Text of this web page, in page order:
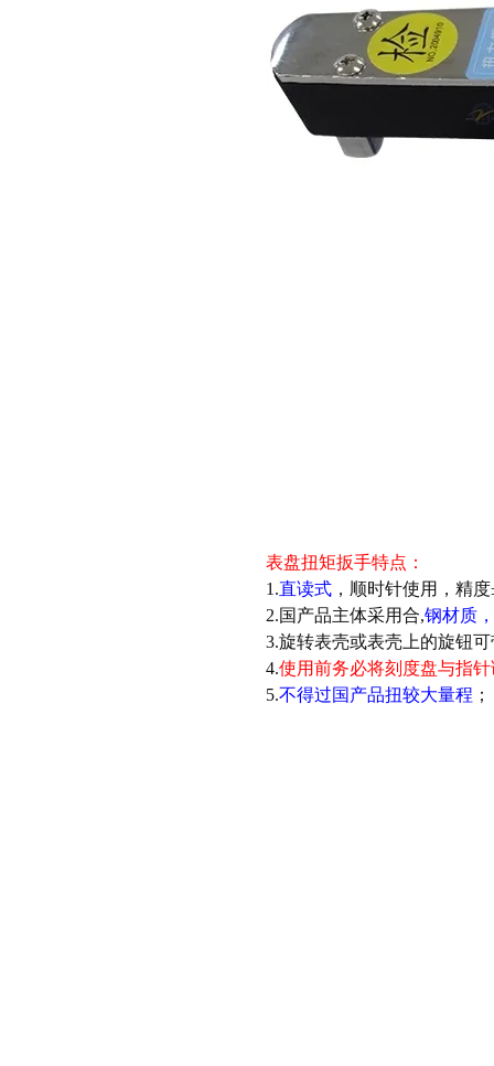
表盘扭矩扳手特点：
1.直读式 ，顺时针使用，精
2.国产品主体采用合,钢材质
3.旋转表壳或表壳上的旋钮
4.使用前务必将刻度盘与指
5.不得过国产品扭较大量程 ；